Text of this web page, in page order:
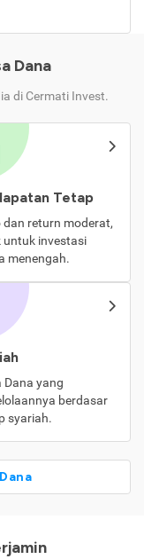
Dana
di Cermati Invest.
Tetap
dan return moderat,
untuk investasi
menengah.
Dana yang
berdasar
syariah.